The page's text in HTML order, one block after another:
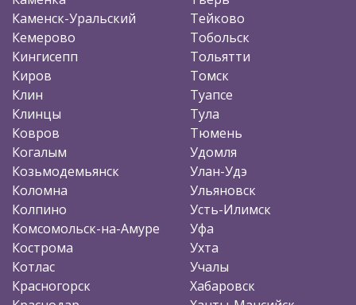
Каменск-Уральский
Кемерово
Кингисепп
Киров
Клин
Клинцы
Ковров
Когалым
Козьмодемьянск
Коломна
Колпино
Комсомольск-на-Амуре
Кострома
Котлас
Красногорск
Тейково
Тобольск
Тольятти
Томск
Туапсе
Тула
Тюмень
Удомля
Улан-Удэ
Ульяновск
Усть-Илимск
Уфа
Ухта
Учалы
Хабаровск